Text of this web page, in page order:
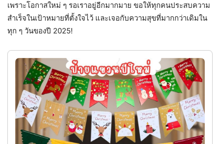
เพราะโอกาสใหม่ ๆ รอเราอยู่อีกมากมาย ขอให้ทุกคนประสบความ
สำเร็จในเป้าหมายที่ตั้งใจไว้ และเจอกับความสุขที่มากกว่าเดิมใน
ทุก ๆ วันของปี 2025!